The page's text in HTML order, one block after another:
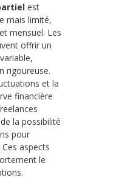
est
mais limité,
mensuel. Les
offrir un
rigoureuse.
et la
financière
la possibilité
pour
aspects
le